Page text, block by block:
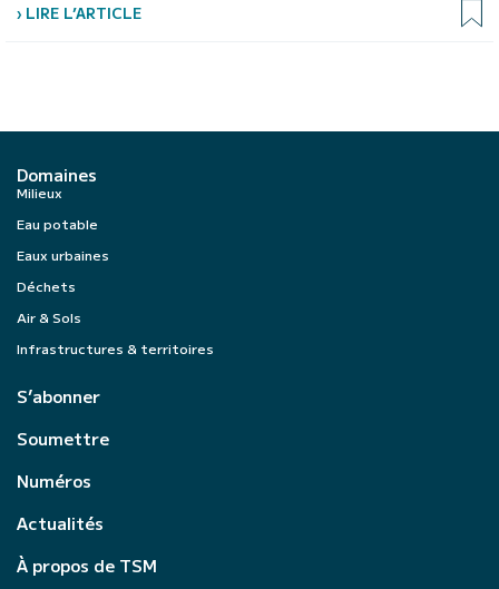
› LIRE L’ARTICLE
Domaines
Milieux
Eau potable
Eaux urbaines
Déchets
Air & Sols
Infrastructures & territoires
S’abonner
Soumettre
Numéros
Actualités
À propos de TSM